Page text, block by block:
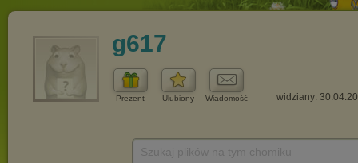
g617
Prezent Ulubiony Wiadomość widziany: